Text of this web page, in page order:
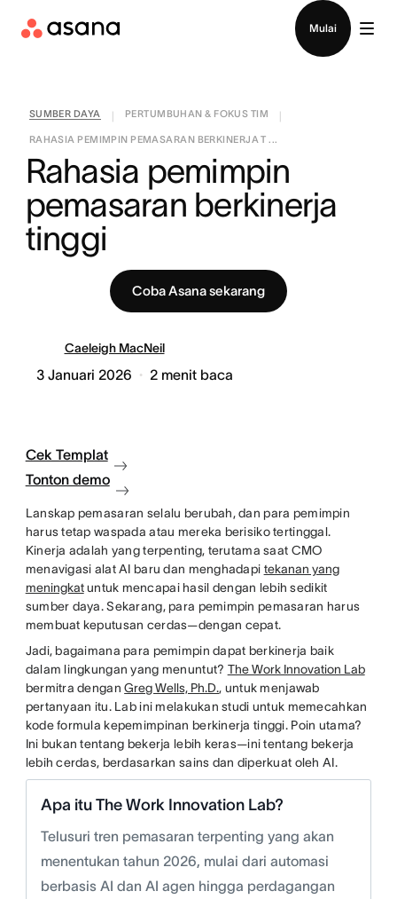
Mulai
SUMBER DAYA PERTUMBUHAN & FOKUS TIM
RAHASIA PEMIMPIN PEMASARAN BERKINERJA T ...
Rahasia pemimpin
pemasaran berkinerja
tinggi
Coba Asana sekarang
Caeleigh MacNeil
3 Januari 2026 2 menit baca
Cek Templat
Tonton demo
Lanskap pemasaran selalu berubah, dan para pemimpin
harus tetap waspada atau mereka berisiko tertinggal.
Kinerja adalah yang terpenting, terutama saat CMO
menavigasi alat AI baru dan menghadapi tekanan yang
meningkatuntuk mencapai hasil dengan lebih sedikit
sumber daya. Sekarang, para pemimpin pemasaran harus
membuat keputusan cerdas—dengan cepat.
Jadi, bagaimana para pemimpin dapat berkinerja baik
dalam lingkungan yang menuntut? The Work Innovation Lab
bermitra denganGreg Wells, Ph.D., untuk menjawab
pertanyaan itu. Lab ini melakukan studi untuk memecahkan
kode formula kepemimpinan berkinerja tinggi. Poin utama?
Ini bukan tentang bekerja lebih keras—ini tentang bekerja
lebih cerdas, berdasarkan sains dan diperkuat oleh AI.
Apa itu The Work Innovation Lab?
Telusuri tren pemasaran terpenting yang akan
menentukan tahun 2026, mulai dari automasi
berbasis AI dan AI agen hingga perdagangan